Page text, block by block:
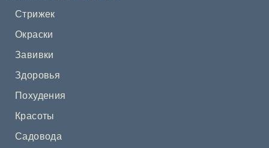
Стрижек
Окраски
Завивки
Здоровья
Похудения
Красоты
Садовода